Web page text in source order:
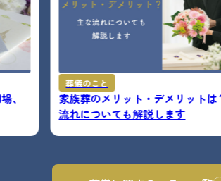
、
葬儀のこと
家族葬のメリット・デメリットは
流れについても解説します